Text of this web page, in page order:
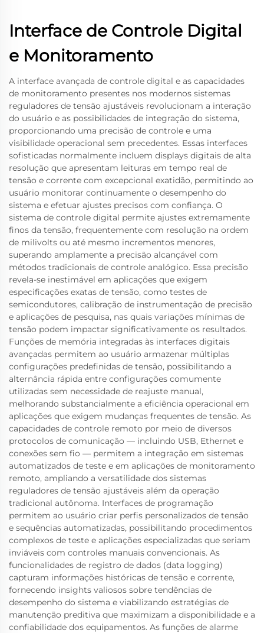
Interface de Controle Digital
e Monitoramento
A interface avançada de controle digital e as capacidades
de monitoramento presentes nos modernos sistemas
reguladores de tensão ajustáveis revolucionam a interação
do usuário e as possibilidades de integração do sistema,
proporcionando uma precisão de controle e uma
visibilidade operacional sem precedentes. Essas interfaces
sofisticadas normalmente incluem displays digitais de alta
resolução que apresentam leituras em tempo real de
tensão e corrente com excepcional exatidão, permitindo ao
usuário monitorar continuamente o desempenho do
sistema e efetuar ajustes precisos com confiança. O
sistema de controle digital permite ajustes extremamente
finos da tensão, frequentemente com resolução na ordem
de milivolts ou até mesmo incrementos menores,
superando amplamente a precisão alcançável com
métodos tradicionais de controle analógico. Essa precisão
revela-se inestimável em aplicações que exigem
especificações exatas de tensão, como testes de
semicondutores, calibração de instrumentação de precisão
e aplicações de pesquisa, nas quais variações mínimas de
tensão podem impactar significativamente os resultados.
Funções de memória integradas às interfaces digitais
avançadas permitem ao usuário armazenar múltiplas
configurações predefinidas de tensão, possibilitando a
alternância rápida entre configurações comumente
utilizadas sem necessidade de reajuste manual,
melhorando substancialmente a eficiência operacional em
aplicações que exigem mudanças frequentes de tensão. As
capacidades de controle remoto por meio de diversos
protocolos de comunicação — incluindo USB, Ethernet e
conexões sem fio — permitem a integração em sistemas
automatizados de teste e em aplicações de monitoramento
remoto, ampliando a versatilidade dos sistemas
reguladores de tensão ajustáveis além da operação
tradicional autônoma. Interfaces de programação
permitem ao usuário criar perfis personalizados de tensão
e sequências automatizadas, possibilitando procedimentos
complexos de teste e aplicações especializadas que seriam
inviáveis com controles manuais convencionais. As
funcionalidades de registro de dados (data logging)
capturam informações históricas de tensão e corrente,
fornecendo insights valiosos sobre tendências de
desempenho do sistema e viabilizando estratégias de
manutenção preditiva que maximizam a disponibilidade e a
confiabilidade dos equipamentos. As funções de alarme